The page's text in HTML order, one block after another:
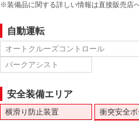
※装備品に関する詳しい情報は直接販売店
自動運転
オートクルーズコントロール
パークアシスト
安全装備エリア
横滑り防止装置 衝突安全ボ